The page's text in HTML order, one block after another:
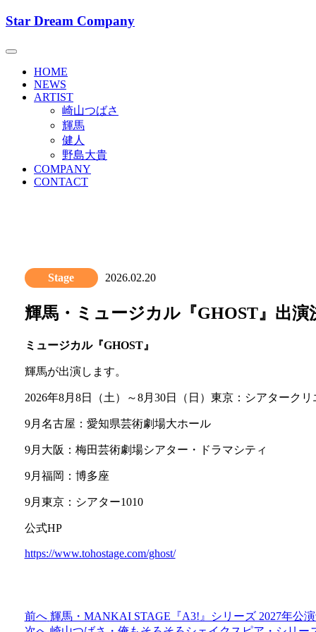
Skip
Star Dream Company
HOME
NEWS
ARTIST
崎山つばさ
輝馬
健人
野島大貴
COMPANY
CONTACT
Stage 2026.02.20
輝馬・ミュージカル『GHOST』出演
ミュージカル『GHOST』
輝馬が出演します。
2026年8月8日（土）～8月30日（日）東京：シアタークリ
9月名古屋：愛知県芸術劇場大ホール
9月大阪：梅田芸術劇場シアター・ドラマシティ
9月福岡：博多座
9月東京：シアター1010
公式HP
https://www.tohostage.com/ghost/
投
前へ 過
輝馬・MANKAI STAGE『A3!』シリーズ 2027年公